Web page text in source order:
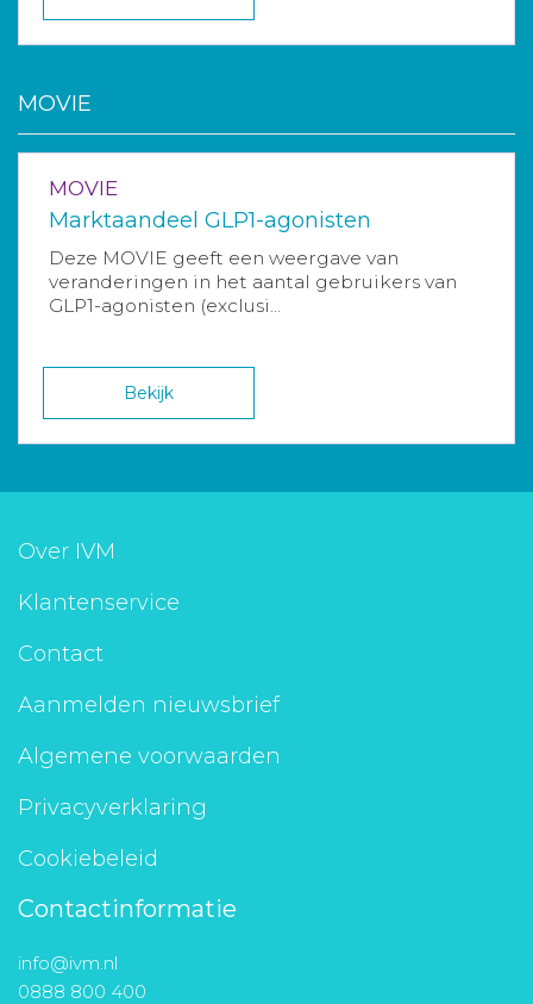
MOVIE
MOVIE
Marktaandeel GLP1-agonisten
Deze MOVIE geeft een weergave van
veranderingen in het aantal gebruikers van
GLP1-agonisten (exclusi...
Bekijk
Over IVM
Klantenservice
Contact
Aanmelden nieuwsbrief
Algemene voorwaarden
Privacyverklaring
Cookiebeleid
Contactinformatie
info@ivm.nl
0888 800 400